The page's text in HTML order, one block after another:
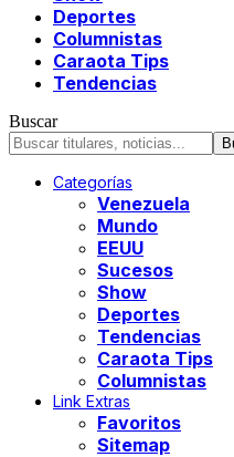
Deportes
Columnistas
Caraota Tips
Tendencias
Buscar
Categorías
Venezuela
Mundo
EEUU
Sucesos
Show
Deportes
Tendencias
Caraota Tips
Columnistas
Link Extras
Favoritos
Sitemap